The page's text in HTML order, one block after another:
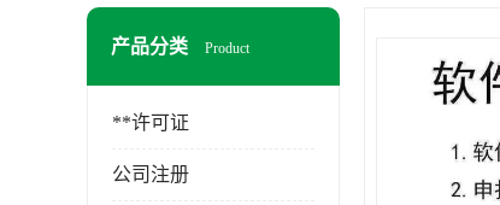
产品分类 Product
**许可证
公司注册